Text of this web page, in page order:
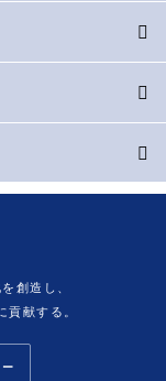
創造し、
献する。